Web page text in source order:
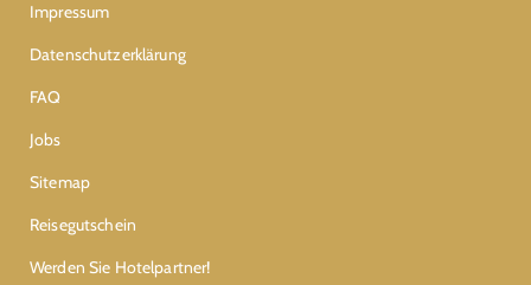
Impressum
Datenschutzerklärung
FAQ
Jobs
Sitemap
Reisegutschein
Werden Sie Hotelpartner!